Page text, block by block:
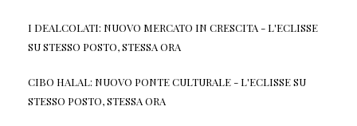
I DEALCOLATI: NUOVO MERCATO IN CRESCITA - L'ECLISSE
SUSTESSO POSTO, STESSA ORA
CIBO HALAL: NUOVO PONTE CULTURALE - L'ECLISSESU
STESSO POSTO, STESSA ORA